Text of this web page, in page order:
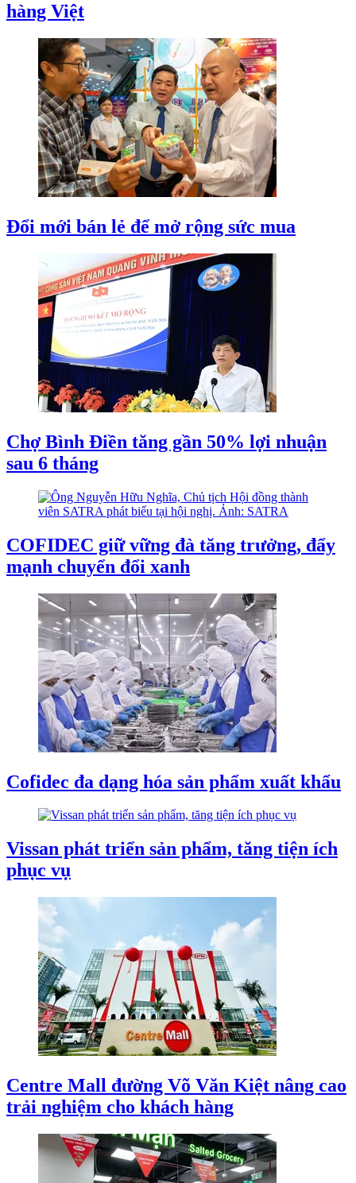
hàng Việt
Đổi mới bán lẻ để mở rộng sức mua
Chợ Bình Điền tăng gần 50% lợi nhuận
sau 6 tháng
COFIDEC giữ vững đà tăng trưởng, đẩy
mạnh chuyển đổi xanh
Cofidec đa dạng hóa sản phẩm xuất khẩu
Vissan phát triển sản phẩm, tăng tiện ích
phục vụ
Centre Mall đường Võ Văn Kiệt nâng cao
trải nghiệm cho khách hàng